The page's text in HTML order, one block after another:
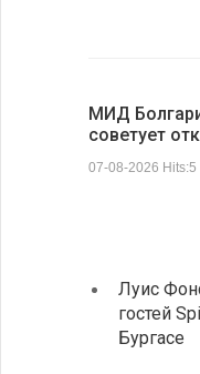
МИД
советует
07-08-2026 Hits:5
Луис
гостей
Бургасе